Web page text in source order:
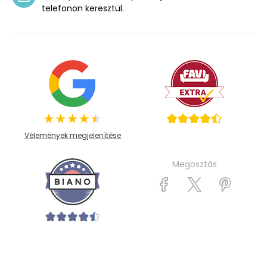
telefonon keresztül.
Vélemények megjelenítése
Megosztás